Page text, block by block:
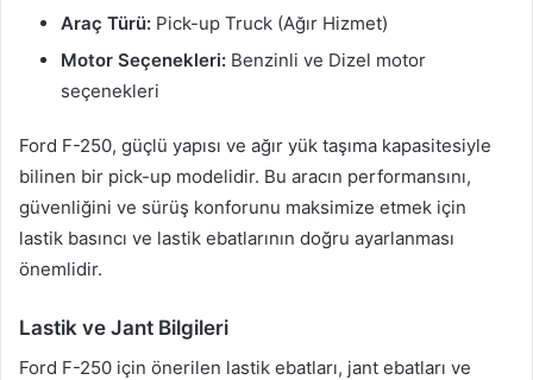
Araç Türü: Pick-up Truck (Ağır Hizmet)
Motor Seçenekleri: Benzinli ve Dizel motor
seçenekleri
Ford F-250, güçlü yapısı ve ağır yük taşıma kapasitesiyle
bilinen bir pick-up modelidir. Bu aracın performansını,
güvenliğini ve sürüş konforunu maksimize etmek için
lastik basıncı ve lastik ebatlarının doğru ayarlanması
önemlidir.
Lastik ve Jant Bilgileri
Ford F-250 için önerilen lastik ebatları, jant ebatları ve